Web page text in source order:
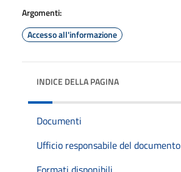
Argomenti:
Accesso all'informazione
INDICE DELLA PAGINA
Documenti
Ufficio responsabile del documento